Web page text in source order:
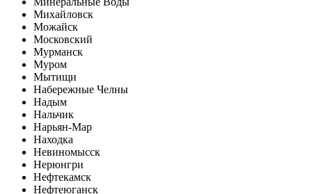
Михайловск
Можайск
Московский
Мурманск
Муром
Мытищи
Набережные Челны
Надым
Нальчик
Нарьян-Мар
Находка
Невиномысск
Нерюнгри
Нефтекамск
Нефтеюганск